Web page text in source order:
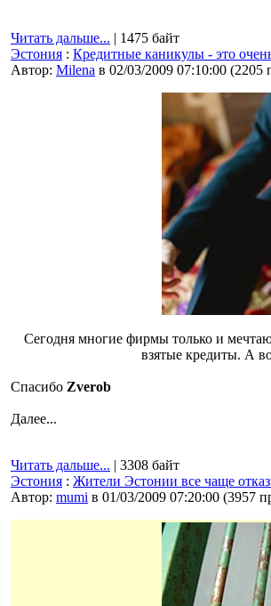
Читать дальше... | 1475 байт
Эстония : Кредитные каникулы - это
Автор: Milena в 02/03/2009 07:10:00 (2205
Сегодня многие фирмы только и
взятые кредиты. А
Спасибо Zverob
Далее...
Читать дальше... | 3308 байт
Эстония : Жители Эстонии все чаще
Автор: mumi в 01/03/2009 07:20:00 (3957